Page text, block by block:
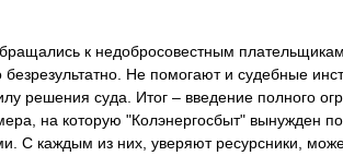
к недобросовестным
безрезультатно. Не помогают и судебные
решения суда. Итог – введение полного
на которую "Колэнергосбыт" вынужден
С каждым из них, уверяют ресурсники,